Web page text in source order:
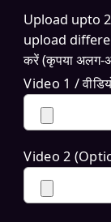
Upload upto
upload
करें (कृपया
Video 1 /
Video 2